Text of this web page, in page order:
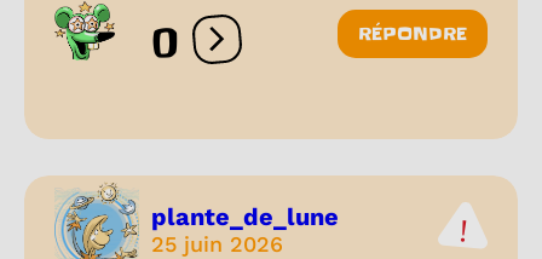
0 Ouvrir les réactions
RÉPONDRE
plante_de_lune
25 juin 2026